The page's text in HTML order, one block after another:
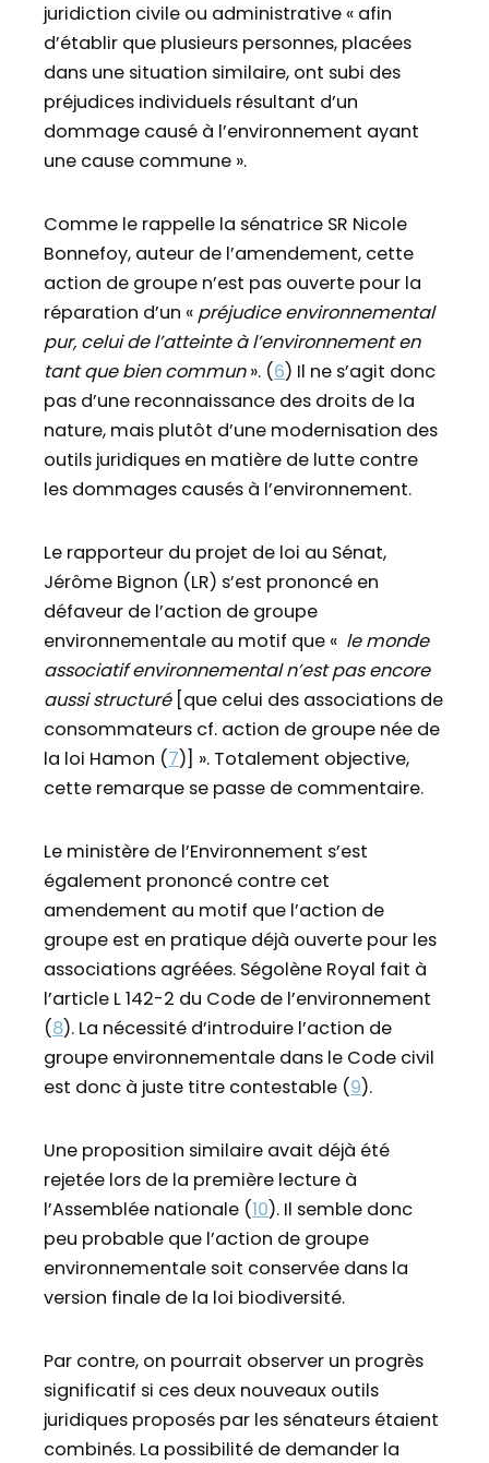
juridiction civile ou administrative « afin
d’établir que plusieurs personnes, placées
dans une situation similaire, ont subi des
préjudices individuels résultant d’un
dommage causé à l’environnement ayant
une cause commune ».
Comme le rappelle la sénatrice SR Nicole
Bonnefoy, auteur de l’amendement, cette
action de groupe n’est pas ouverte pour la
réparation d’un « préjudice environnemental
pur, celui de l’atteinte à l’environnement en
tant que bien commun». (6) Il ne s’agit donc
pas d’une reconnaissance des droits de la
nature, mais plutôt d’une modernisation des
outils juridiques en matière de lutte contre
les dommages causés à l’environnement.
Le rapporteur du projet de loi au Sénat,
Jérôme Bignon (LR) s’est prononcé en
défaveur de l’action de groupe
environnementale au motif que « le monde
associatif environnemental n’est pas encore
aussi structuré[que celui des associations de
consommateurs cf. action de groupe née de
la loi Hamon (7)] ». Totalement objective,
cette remarque se passe de commentaire.
Le ministère de l’Environnement s’est
également prononcé contre cet
amendement au motif que l’action de
groupe est en pratique déjà ouverte pour les
associations agréées. Ségolène Royal fait à
l’article L 142-2 du Code de l’environnement
(8). La nécessité d’introduire l’action de
groupe environnementale dans le Code civil
est donc à juste titre contestable (9).
Une proposition similaire avait déjà été
rejetée lors de la première lecture à
l’Assemblée nationale (10). Il semble donc
peu probable que l’action de groupe
environnementale soit conservée dans la
version finale de la loi biodiversité.
Par contre, on pourrait observer un progrès
significatif si ces deux nouveaux outils
juridiques proposés par les sénateurs étaient
combinés. La possibilité de demander la